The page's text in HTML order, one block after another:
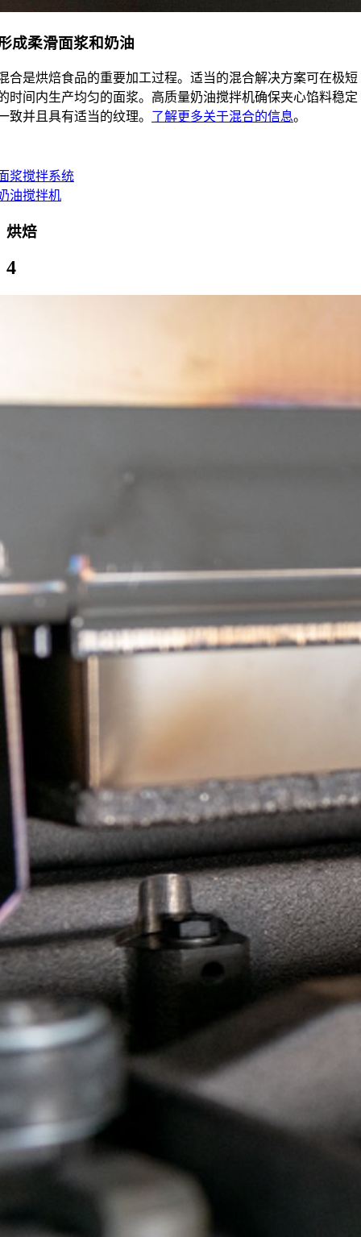
成柔滑面浆和奶油
合是烘焙食品的重要加工过程。适当的混合解决方案可在极短
时间内生产均匀的面浆。高质量奶油搅拌机确保夹心馅料稳定
致并且具有适当的纹理。 了解更多关于混合的信息。
浆搅拌系统
油搅拌机
烘焙
4